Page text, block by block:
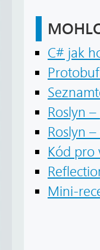
C# jak
Roslyn
Roslyn
Kód pro
Mini-